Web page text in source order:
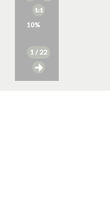
10%
1 / 22